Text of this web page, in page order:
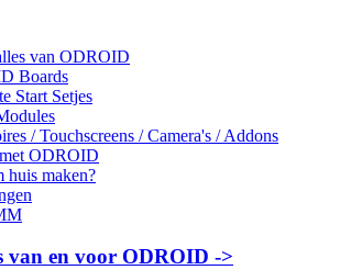
van ODROID
Boards
Start Setjes
/ Touchscreens / Camera's / Addons
ODROID
huis maken?
van en voor ODROID ->